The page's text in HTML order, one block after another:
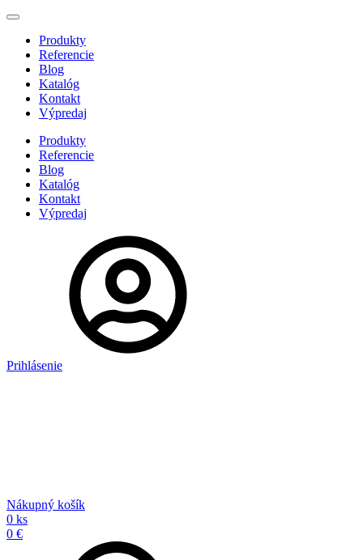
Produkty
Referencie
Blog
Katalóg
Kontakt
Výpredaj
Produkty
Referencie
Blog
Katalóg
Kontakt
Výpredaj
Prihlásenie
Nákupný košík
0 ks
0 €